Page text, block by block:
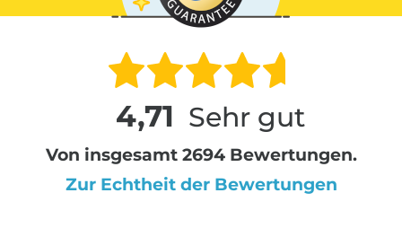
4,71 Sehr gut
Von insgesamt 2694 Bewertungen.
Zur Echtheit der Bewertungen